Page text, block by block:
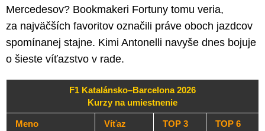
Mercedesov? Bookmakeri Fortuny tomu veria,
za najväčších favoritov označili práve oboch jazdcov
spomínanej stajne. Kimi Antonelli navyše dnes bojuje
o šieste víťazstvo v rade.
F1 Katalánsko–Barcelona 2026
Kurzy na umiestnenie
Meno Víťaz TOP 3 TOP 6